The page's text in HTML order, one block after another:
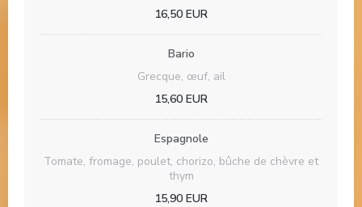
16,50 EUR
Bario
Grecque, œuf, ail
15,60 EUR
Espagnole
Tomate, fromage, poulet, chorizo, bûche de chèvre et
thym
15,90 EUR